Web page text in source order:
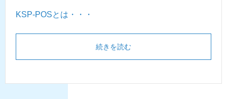
KSP-POSとは・・・
続きを読む